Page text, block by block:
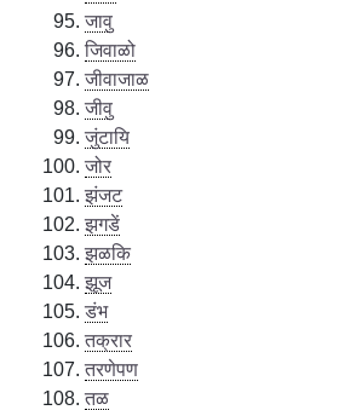
जावु
जिवाळो
जीवाजाळ
जीवु
जुंटायि
जोर
झंजट
झगडें
झळकि
झूज
डंभ
तक्रार
तरणेपण
तळ